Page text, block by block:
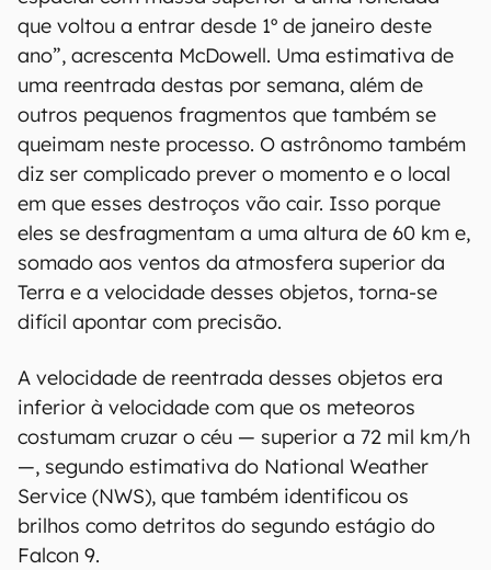
que voltou a entrar desde 1º de janeiro deste
ano”, acrescenta McDowell. Uma estimativa de
uma reentrada destas por semana, além de
outros pequenos fragmentos que também se
queimam neste processo. O astrônomo também
diz ser complicado prever o momento e o local
em que esses destroços vão cair. Isso porque
eles se desfragmentam a uma altura de 60 km e,
somado aos ventos da atmosfera superior da
Terra e a velocidade desses objetos, torna-se
difícil apontar com precisão.
A velocidade de reentrada desses objetos era
inferior à velocidade com que os meteoros
costumam cruzar o céu — superior a 72 mil km/h
—, segundo estimativa do National Weather
Service (NWS), que também identificou os
brilhos como detritos do segundo estágio do
Falcon 9.